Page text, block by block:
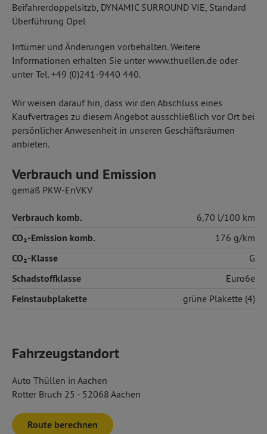
Beifahrerdoppelsitzb, DYNAMIC SURROUND VIE, Standard
Überführung Opel
Irrtümer und Änderungen vorbehalten. Weitere
Informationen erhalten Sie unter www.thuellen.de oder
unter Tel. +49 (0)241-9440 440.
Wir weisen darauf hin, dass wir den Abschluss eines
Kaufvertrages zu diesem Angebot ausschließlich vor Ort bei
persönlicher Anwesenheit in unseren Geschäftsräumen
anbieten.
Verbrauch und Emission
gemäß PKW-EnVKV
Verbrauch komb. 6,70 l/100 km
CO₂-Emission komb. 176 g/km
CO₂-Klasse G
Schadstoffklasse Euro6e
Feinstaubplakette grüne Plakette (4)
Fahrzeugstandort
Auto Thüllen in Aachen
Rotter Bruch 25 - 52068 Aachen
Route berechnen